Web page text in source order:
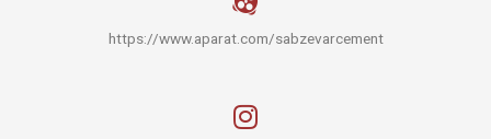
https://www.aparat.com/sabzevarcement